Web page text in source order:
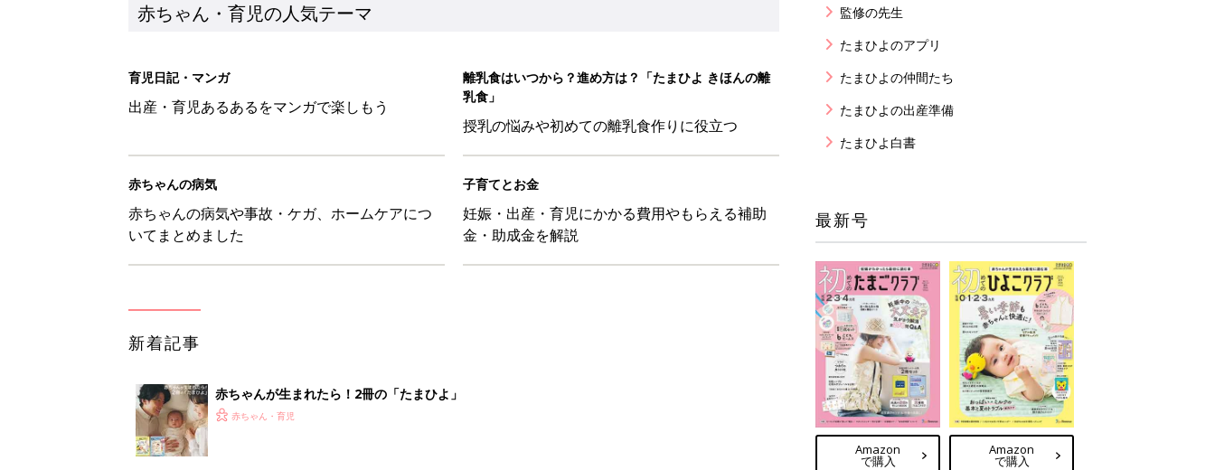
赤ちゃん・育児の人気テーマ
育児日記・マンガ
出産・育児あるあるをマンガで楽しもう
離乳食はいつから？進め方は？「たまひよ きほんの離
乳食」
授乳の悩みや初めての離乳食作りに役立つ
赤ちゃんの病気
赤ちゃんの病気や事故・ケガ、ホームケアにつ
いてまとめました
子育てとお金
妊娠・出産・育児にかかる費用やもらえる補助
金・助成金を解説
新着記事
赤ちゃんが生まれたら！2冊の「たまひよ」
赤ちゃん・育児
監修の先生
たまひよのアプリ
たまひよの仲間たち
たまひよの出産準備
たまひよ白書
最新号
Amazon
で購入
Amazon
で購入